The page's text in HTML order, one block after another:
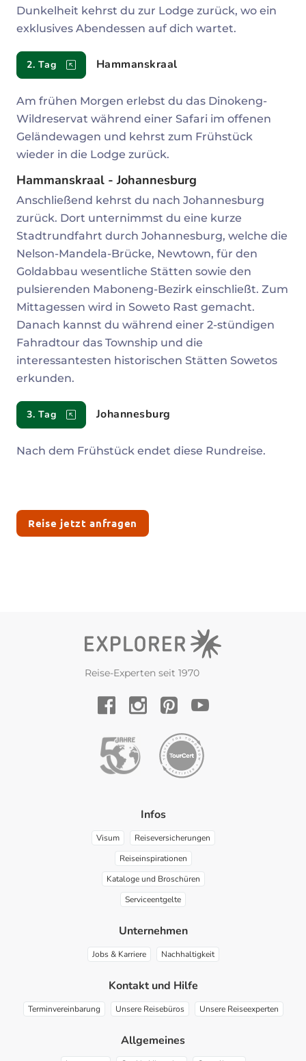
Dunkelheit kehrst du zur Lodge zurück, wo ein
exklusives Abendessen auf dich wartet.
2. Tag Hammanskraal
Am frühen Morgen erlebst du das Dinokeng-
Wildreservat während einer Safari im offenen
Geländewagen und kehrst zum Frühstück
wieder in die Lodge zurück.
Hammanskraal - Johannesburg
Anschließend kehrst du nach Johannesburg
zurück. Dort unternimmst du eine kurze
Stadtrundfahrt durch Johannesburg, welche die
Nelson-Mandela-Brücke, Newtown, für den
Goldabbau wesentliche Stätten sowie den
pulsierenden Maboneng-Bezirk einschließt. Zum
Mittagessen wird in Soweto Rast gemacht.
Danach kannst du während einer 2-stündigen
Fahradtour das Township und die
interessantesten historischen Stätten Sowetos
erkunden.
3. Tag Johannesburg
Nach dem Frühstück endet diese Rundreise.
Reise jetzt anfragen
Reise-Experten seit 1970
Infos
Visum
Reiseversicherungen
Reiseinspirationen
Kataloge und Broschüren
Serviceentgelte
Unternehmen
Jobs & Karriere Nachhaltigkeit
Kontakt und Hilfe
Terminvereinbarung Unsere Reisebüros Unsere Reiseexperten
Allgemeines